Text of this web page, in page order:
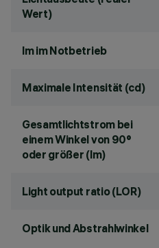
Wert)
lm im Notbetrieb
Maximale Intensität (cd)
Gesamtlichtstrom bei
einem Winkel von 90°
oder größer (lm)
Light output ratio (LOR)
Optik und Abstrahlwinkel